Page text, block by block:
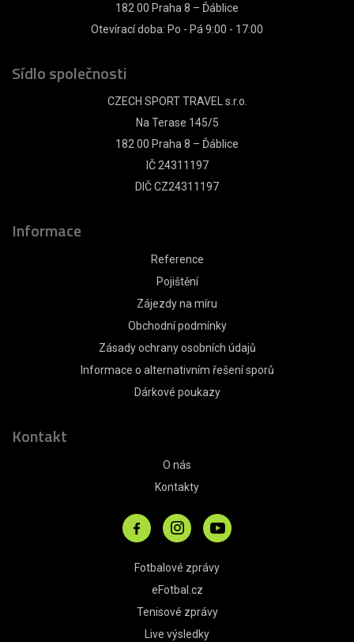
182 00 Praha 8 – Ďáblice
Otevírací doba: Po - Pá 9:00 - 17:00
Sídlo společnosti
CZECH SPORT TRAVEL s.r.o.
Na Terase 145/5
182 00 Praha 8 – Ďáblice
IČ 24311197
DIČ CZ24311197
Informace
Reference
Pojištění
Zájezdy na míru
Obchodní podmínky
Zásady ochrany osobních údajů
Informace o alternativním řešení sporů
Dárkové poukazy
Kontakt
O nás
Kontakty
Fotbalové zprávy
eFotbal.cz
Tenisové zprávy
Live výsledky